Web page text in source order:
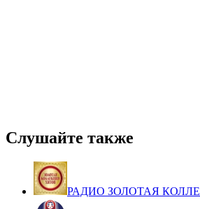
Слушайте также
РАДИО ЗОЛОТАЯ